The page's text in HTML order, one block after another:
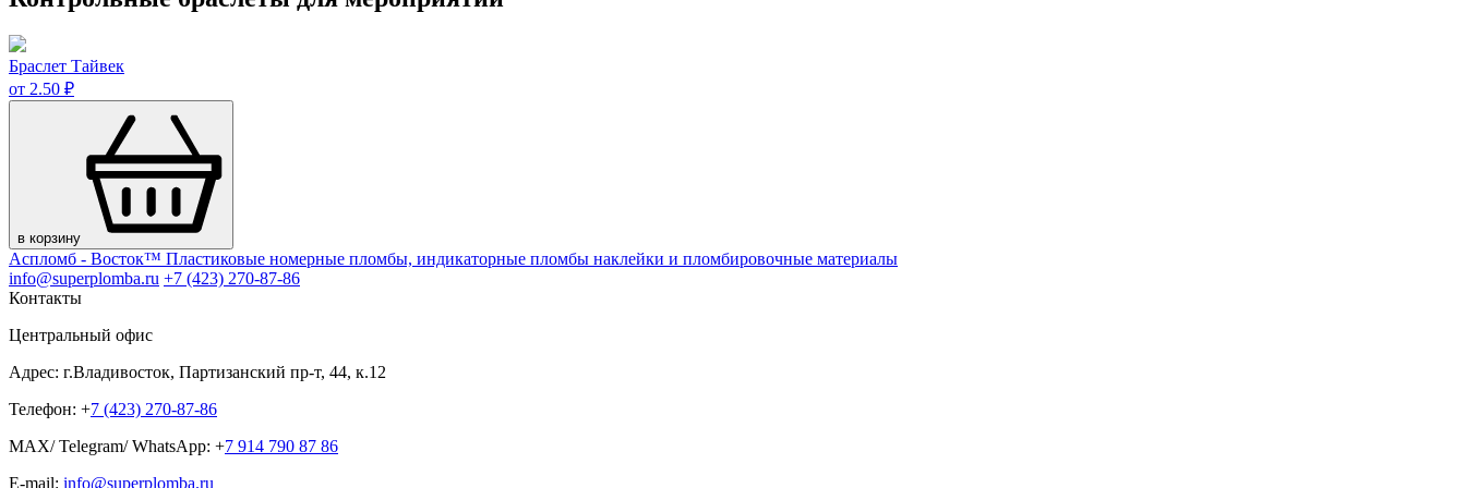
Браслет Тайвек
от 2.50 ₽
в корзину
Аспломб - Восток™ Пластиковые номерные пломбы, индикаторные пломбы наклейки и пломбировочные материалы
info@superplomba.ru +7 (423) 270-87-86
Контакты
Центральный офис
Адрес: г.Владивосток, Партизанский пр-т, 44, к.12
Телефон: +7 (423) 270-87-86
MAX/ Telegram/ WhatsApp: +7 914 790 87 86
E-mail: info@superplomba.ru